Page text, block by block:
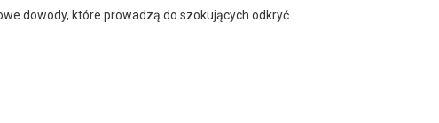
dowody, które prowadzą do szokujących odkryć.